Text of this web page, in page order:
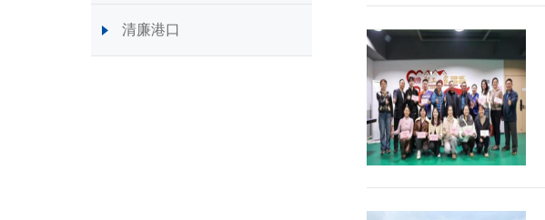
清廉港口